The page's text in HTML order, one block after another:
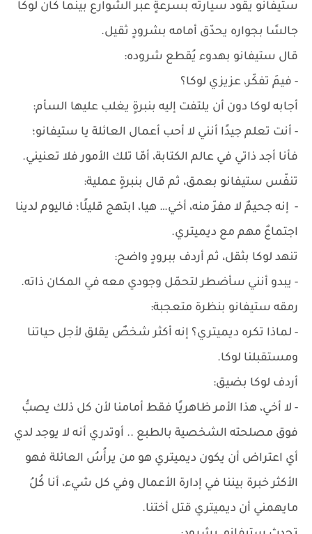
ستيفانو يقود سيارته بسرعةٍ عبر الشوارع بينما كان لوكا
جالسًا بجواره يحدّق أمامه بشرودٍ ثقيل.
قال ستيفانو بهدوء يُقطع شروده:
- فيمَ تفكّر، عزيزي لوكا؟
أجابه لوكا دون أن يلتفت إليه بنبرةٍ يغلب عليها السأم:
- أنت تعلم جيدًا أنني لا أحب أعمال العائلة يا ستيفانو؛
فأنا أجد ذاتي في عالم الكتابة، أمّا تلك الأمور فلا تعنيني.
تنفّس ستيفانو بعمق، ثم قال بنبرةٍ عملية:
- إنه جحيمٌ لا مفرّ منه، أخي… هيا، ابتهج قليلًا؛ فاليوم لدينا
اجتماعٌ مهم مع ديميتري.
تنهد لوكا بثقل، ثم أردف ببرودٍ واضح:
- يبدو أنني سأضطر لتحمّل وجودي معه في المكان ذاته.
رمقه ستيفانو بنظرة متعجبة:
- لماذا تكره ديميتري؟ إنه أكثر شخصٌ يقلق لأجل حياتنا
ومستقبلنا لوكا.
أردف لوكا بضيق:
- لا أخي، هذا الأمر ظاهريًا فقط أمامنا لأن كل ذلك يصبُّ
فوق مصلحته الشخصية بالطبع .. أوتدري أنه لا يوجد لدي
أي اعتراض أن يكون ديميتري هو من يرأُسُ العائلة فهو
الأكثر خبرة بيننا في إدارة الأعمال وفي كل شيء، أنا كُلُ
مايهمني أن ديميتري قتل أختنا.